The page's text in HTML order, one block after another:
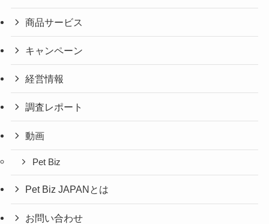
商品サービス
キャンペーン
経営情報
調査レポート
動画
Pet Biz
Pet Biz JAPANとは
お問い合わせ